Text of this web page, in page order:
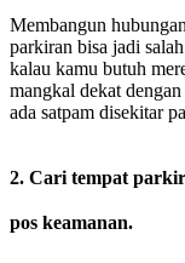
Membangun
parkiran bisa jadi
kalau kamu butuh
mangkal dekat
ada satpam disekitar
2. Cari tempat
pos keamanan.